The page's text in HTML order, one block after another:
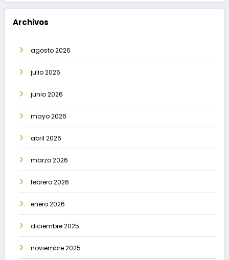
Archivos
agosto 2026
julio 2026
junio 2026
mayo 2026
abril 2026
marzo 2026
febrero 2026
enero 2026
diciembre 2025
noviembre 2025